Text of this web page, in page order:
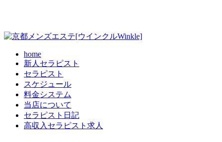
home
新人セラピスト
セラピスト
スケジュール
料金システム
当店について
セラピスト日記
高収入セラピスト求人